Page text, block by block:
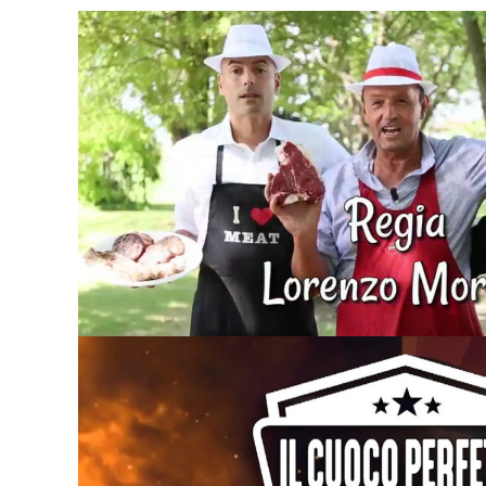
I consigli di Roberto
VIDEO PRONTOCARNI
Il cuoco perfetto